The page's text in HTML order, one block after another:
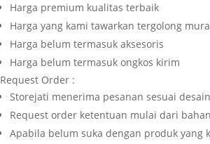
Harga premium kualitas terbaik
Harga yang kami tawarkan tergolong
Harga belum termasuk aksesoris
Harga belum termasuk ongkos kirim
Request Order :
Storejati menerima pesanan sesuai
Request order ketentuan mulai dari
Apabila belum suka dengan produk yang